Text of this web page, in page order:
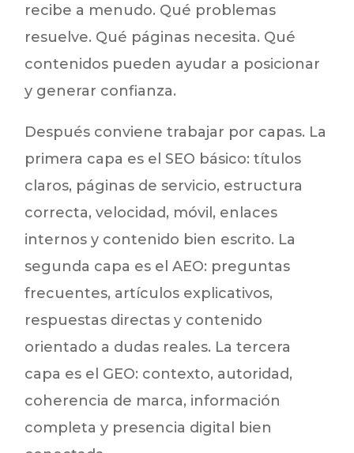
recibe a menudo. Qué problemas
resuelve. Qué páginas necesita. Qué
contenidos pueden ayudar a posicionar
y generar confianza.
Después conviene trabajar por capas. La
primera capa es el SEO básico: títulos
claros, páginas de servicio, estructura
correcta, velocidad, móvil, enlaces
internos y contenido bien escrito. La
segunda capa es el AEO: preguntas
frecuentes, artículos explicativos,
respuestas directas y contenido
orientado a dudas reales. La tercera
capa es el GEO: contexto, autoridad,
coherencia de marca, información
completa y presencia digital bien